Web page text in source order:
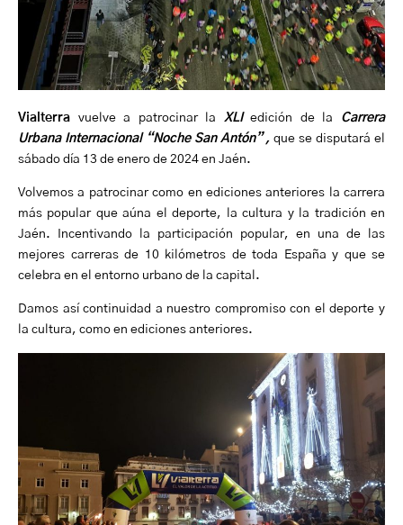
Vialterra vuelve a patrocinar la XLIedición de la
Carrera
Urbana Internacional “Noche San Antón” ,que se disputará el
sábado día 13 de enero de 2024 en Jaén.
Volvemos a patrocinar como en ediciones anteriores la carrera
más popular que aúna el deporte, la cultura y la tradición en
Jaén. Incentivando la participación popular, en una de las
mejores carreras de 10 kilómetros de toda España y que se
celebra en el entorno urbano de la capital.
Damos así continuidad a nuestro compromiso con el deporte y
la cultura, como en ediciones anteriores.